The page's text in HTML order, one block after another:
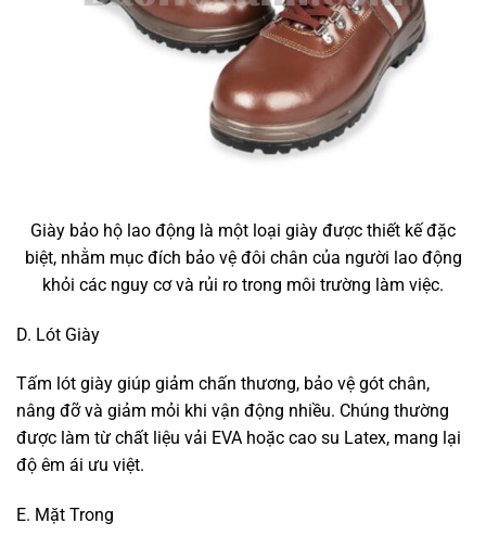
Giày bảo hộ lao động là một loại giày được thiết kế đặc
biệt, nhằm mục đích bảo vệ đôi chân của người lao động
khỏi các nguy cơ và rủi ro trong môi trường làm việc.
D. Lót Giày
Tấm lót giày giúp giảm chấn thương, bảo vệ gót chân,
nâng đỡ và giảm mỏi khi vận động nhiều. Chúng thường
được làm từ chất liệu vải EVA hoặc cao su Latex, mang lại
độ êm ái ưu việt.
E. Mặt Trong